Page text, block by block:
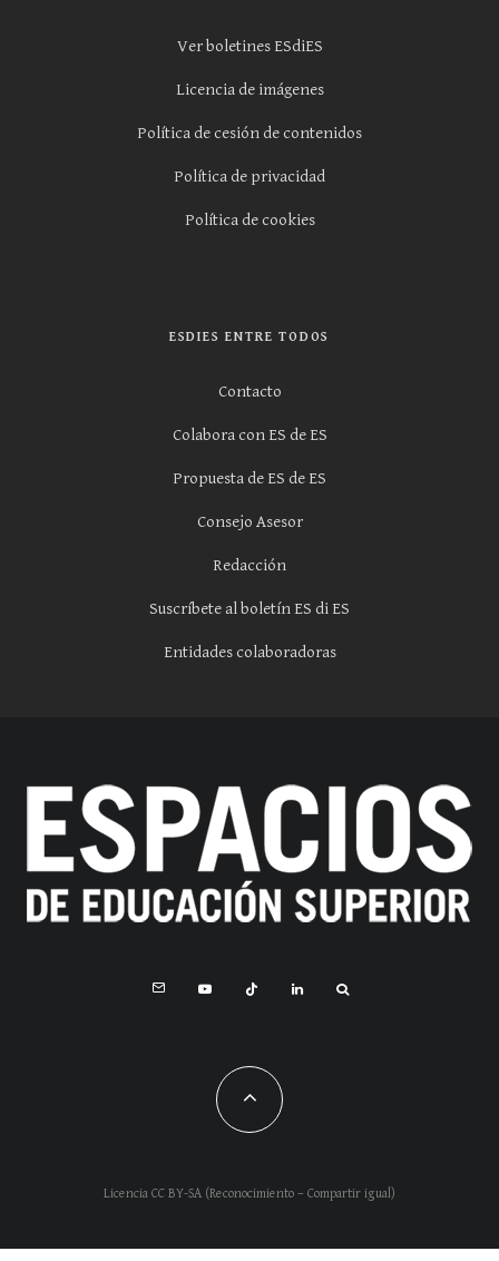
Ver boletines ESdiES
Licencia de imágenes
Política de cesión de contenidos
Política de privacidad
Política de cookies
ESDIES ENTRE TODOS
Contacto
Colabora con ES de ES
Propuesta de ES de ES
Consejo Asesor
Redacción
Suscríbete al boletín ES di ES
Entidades colaboradoras
Licencia CC BY-SA (Reconocimiento – Compartir igual)